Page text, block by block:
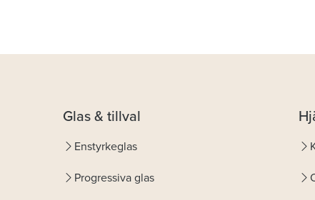
Glas & tillval
Enstyrkeglas
Progressiva glas